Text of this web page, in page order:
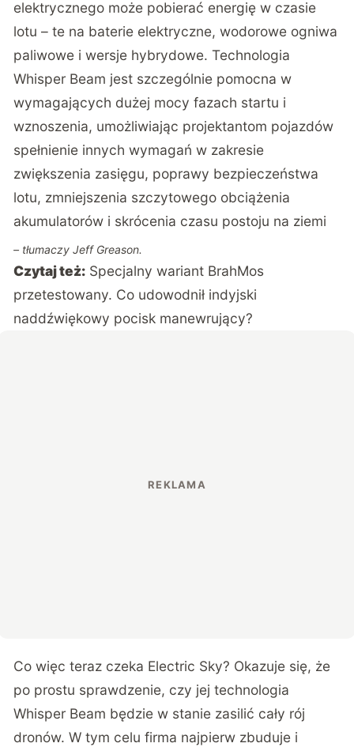
elektrycznego może pobierać energię w czasie
lotu – te na baterie elektryczne, wodorowe ogniwa
paliwowe i wersje hybrydowe. Technologia
Whisper Beam jest szczególnie pomocna w
wymagających dużej mocy fazach startu i
wznoszenia, umożliwiając projektantom pojazdów
spełnienie innych wymagań w zakresie
zwiększenia zasięgu, poprawy bezpieczeństwa
lotu, zmniejszenia szczytowego obciążenia
akumulatorów i skrócenia czasu postoju na ziemi
– tłumaczy Jeff Greason.
Czytaj też: Specjalny wariant BrahMos
przetestowany. Co udowodnił indyjski
naddźwiękowy pocisk manewrujący?
Co więc teraz czeka Electric Sky? Okazuje się, że
po prostu sprawdzenie, czy jej technologia
Whisper Beam będzie w stanie zasilić cały rój
dronów. W tym celu firma najpierw zbuduje i